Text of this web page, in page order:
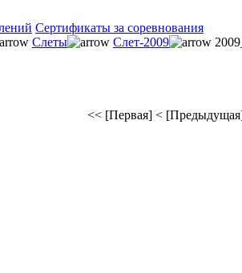
Сертификаты за соревнования
Слеты Слет-2009
<< [Первая] <